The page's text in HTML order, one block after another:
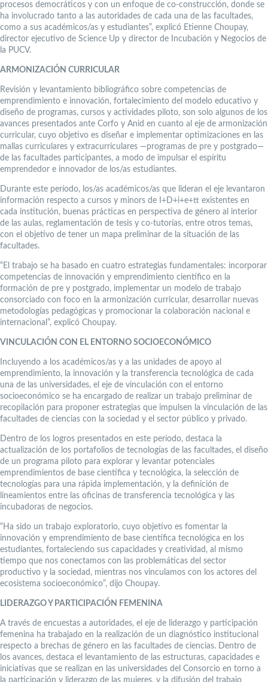
procesos democráticos y con un enfoque de co-construcción, donde se
ha involucrado tanto a las autoridades de cada una de las facultades,
como a sus académicos/as y estudiantes”, explicó Etienne Choupay,
director ejecutivo de Science Up y director de Incubación y Negocios de
la PUCV.
ARMONIZACIÓN CURRICULAR
Revisión y levantamiento bibliográfico sobre competencias de
emprendimiento e innovación, fortalecimiento del modelo educativo y
diseño de programas, cursos y actividades piloto, son solo algunos de los
avances presentados ante Corfo y Anid en cuanto al eje de armonización
curricular, cuyo objetivo es diseñar e implementar optimizaciones en las
mallas curriculares y extracurriculares —programas de pre y postgrado—
de las facultades participantes, a modo de impulsar el espíritu
emprendedor e innovador de los/as estudiantes.
Durante este período, los/as académicos/as que lideran el eje levantaron
información respecto a cursos y minors de I+D+i+e+tt existentes en
cada institución, buenas prácticas en perspectiva de género al interior
de las aulas, reglamentación de tesis y co-tutorías, entre otros temas,
con el objetivo de tener un mapa preliminar de la situación de las
facultades.
“El trabajo se ha basado en cuatro estrategias fundamentales: incorporar
competencias de innovación y emprendimiento científico en la
formación de pre y postgrado, implementar un modelo de trabajo
consorciado con foco en la armonización curricular, desarrollar nuevas
metodologías pedagógicas y promocionar la colaboración nacional e
internacional”, explicó Choupay.
VINCULACIÓN CON EL ENTORNO SOCIOECONÓMICO
Incluyendo a los académicos/as y a las unidades de apoyo al
emprendimiento, la innovación y la transferencia tecnológica de cada
una de las universidades, el eje de vinculación con el entorno
socioeconómico se ha encargado de realizar un trabajo preliminar de
recopilación para proponer estrategias que impulsen la vinculación de las
facultades de ciencias con la sociedad y el sector público y privado.
Dentro de los logros presentados en este período, destaca la
actualización de los portafolios de tecnologías de las facultades, el diseño
de un programa piloto para explorar y levantar potenciales
emprendimientos de base científica y tecnológica, la selección de
tecnologías para una rápida implementación, y la definición de
lineamientos entre las oficinas de transferencia tecnológica y las
incubadoras de negocios.
“Ha sido un trabajo exploratorio, cuyo objetivo es fomentar la
innovación y emprendimiento de base científica tecnológica en los
estudiantes, fortaleciendo sus capacidades y creatividad, al mismo
tiempo que nos conectamos con las problemáticas del sector
productivo y la sociedad, mientras nos vinculamos con los actores del
ecosistema socioeconómico”, dijo Choupay.
LIDERAZGO Y PARTICIPACIÓN FEMENINA
A través de encuestas a autoridades, el eje de liderazgo y participación
femenina ha trabajado en la realización de un diagnóstico institucional
respecto a brechas de género en las facultades de ciencias. Dentro de
los avances, destaca el levantamiento de las estructuras, capacidades e
iniciativas que se realizan en las universidades del Consorcio en torno a